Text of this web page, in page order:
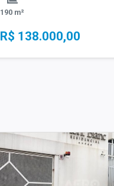
190 m²
R$ 138.000,00